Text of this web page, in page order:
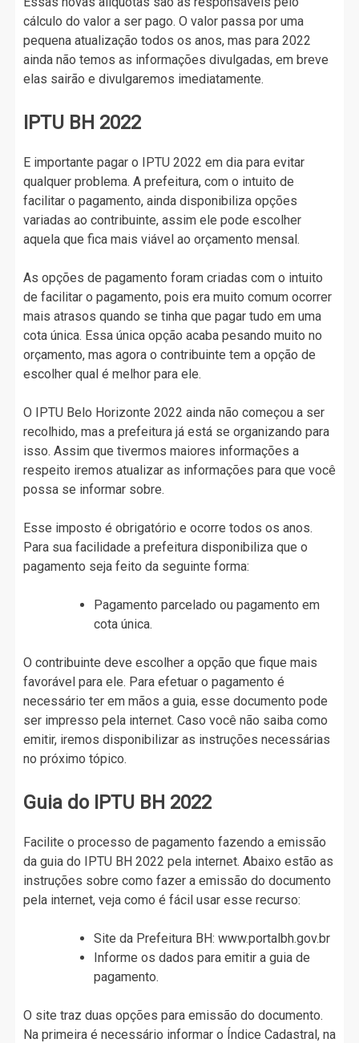
cálculo do valor a ser pago. O valor passa por uma
pequena atualização todos os anos, mas para 2022
ainda não temos as informações divulgadas, em breve
elas sairão e divulgaremos imediatamente.
IPTU BH 2022
E importante pagar o IPTU 2022 em dia para evitar
qualquer problema. A prefeitura, com o intuito de
facilitar o pagamento, ainda disponibiliza opções
variadas ao contribuinte, assim ele pode escolher
aquela que fica mais viável ao orçamento mensal.
As opções de pagamento foram criadas com o intuito
de facilitar o pagamento, pois era muito comum ocorrer
mais atrasos quando se tinha que pagar tudo em uma
cota única. Essa única opção acaba pesando muito no
orçamento, mas agora o contribuinte tem a opção de
escolher qual é melhor para ele.
O IPTU Belo Horizonte 2022 ainda não começou a ser
recolhido, mas a prefeitura já está se organizando para
isso. Assim que tivermos maiores informações a
respeito iremos atualizar as informações para que você
possa se informar sobre.
Esse imposto é obrigatório e ocorre todos os anos.
Para sua facilidade a prefeitura disponibiliza que o
pagamento seja feito da seguinte forma:
Pagamento parcelado ou pagamento em
cota única.
O contribuinte deve escolher a opção que fique mais
favorável para ele. Para efetuar o pagamento é
necessário ter em mãos a guia, esse documento pode
ser impresso pela internet. Caso você não saiba como
emitir, iremos disponibilizar as instruções necessárias
no próximo tópico.
Guia do IPTU BH 2022
Facilite o processo de pagamento fazendo a emissão
da guia do IPTU BH 2022 pela internet. Abaixo estão as
instruções sobre como fazer a emissão do documento
pela internet, veja como é fácil usar esse recurso:
Site da Prefeitura BH: www.portalbh.gov.br
Informe os dados para emitir a guia de
pagamento.
O site traz duas opções para emissão do documento.
Na primeira é necessário informar o Índice Cadastral, na